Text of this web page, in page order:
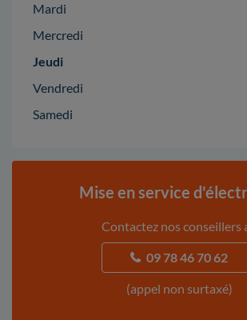
Mardi
Mercredi
Jeudi
Vendredi
Samedi
Mise en service
Contactez nos conseillers
09 78 46 70 62
(appel non surtaxé)